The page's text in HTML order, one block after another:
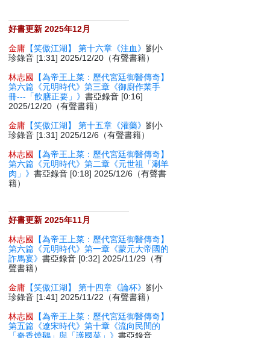
好書更新 2025年12月
金庸 【笑傲江湖】 第十六章《注血》劉小
珍錄音 [1:31] 2025/12/20（有聲書籍）
林志國
【為帝王上菜：歷代宮廷御醫傳奇】
第六篇《元明時代》第三章《御廚作業手
冊---「飲膳正要」》書亞錄音 [0:16]
2025/12/20（有聲書籍）
金庸 【笑傲江湖】 第十五章《灌藥》劉小
珍錄音 [1:31] 2025/12/6（有聲書籍）
林志國
【為帝王上菜：歷代宮廷御醫傳奇】
第六篇《元明時代》第二章《元世祖「涮羊
肉」》書亞錄音 [0:18] 2025/12/6（有聲書
籍）
好書更新 2025年11月
林志國
【為帝王上菜：歷代宮廷御醫傳奇】
第六篇《元明時代》第一章《蒙元大帝國的
詐馬宴》書亞錄音 [0:32] 2025/11/29（有
聲書籍）
金庸 【笑傲江湖】 第十四章《論杯》劉小
珍錄音 [1:41] 2025/11/22（有聲書籍）
林志國
【為帝王上菜：歷代宮廷御醫傳奇】
第五篇《遼宋時代》第十章《流向民間的
「奇香燒鵝」與「護國菜」》書亞錄音